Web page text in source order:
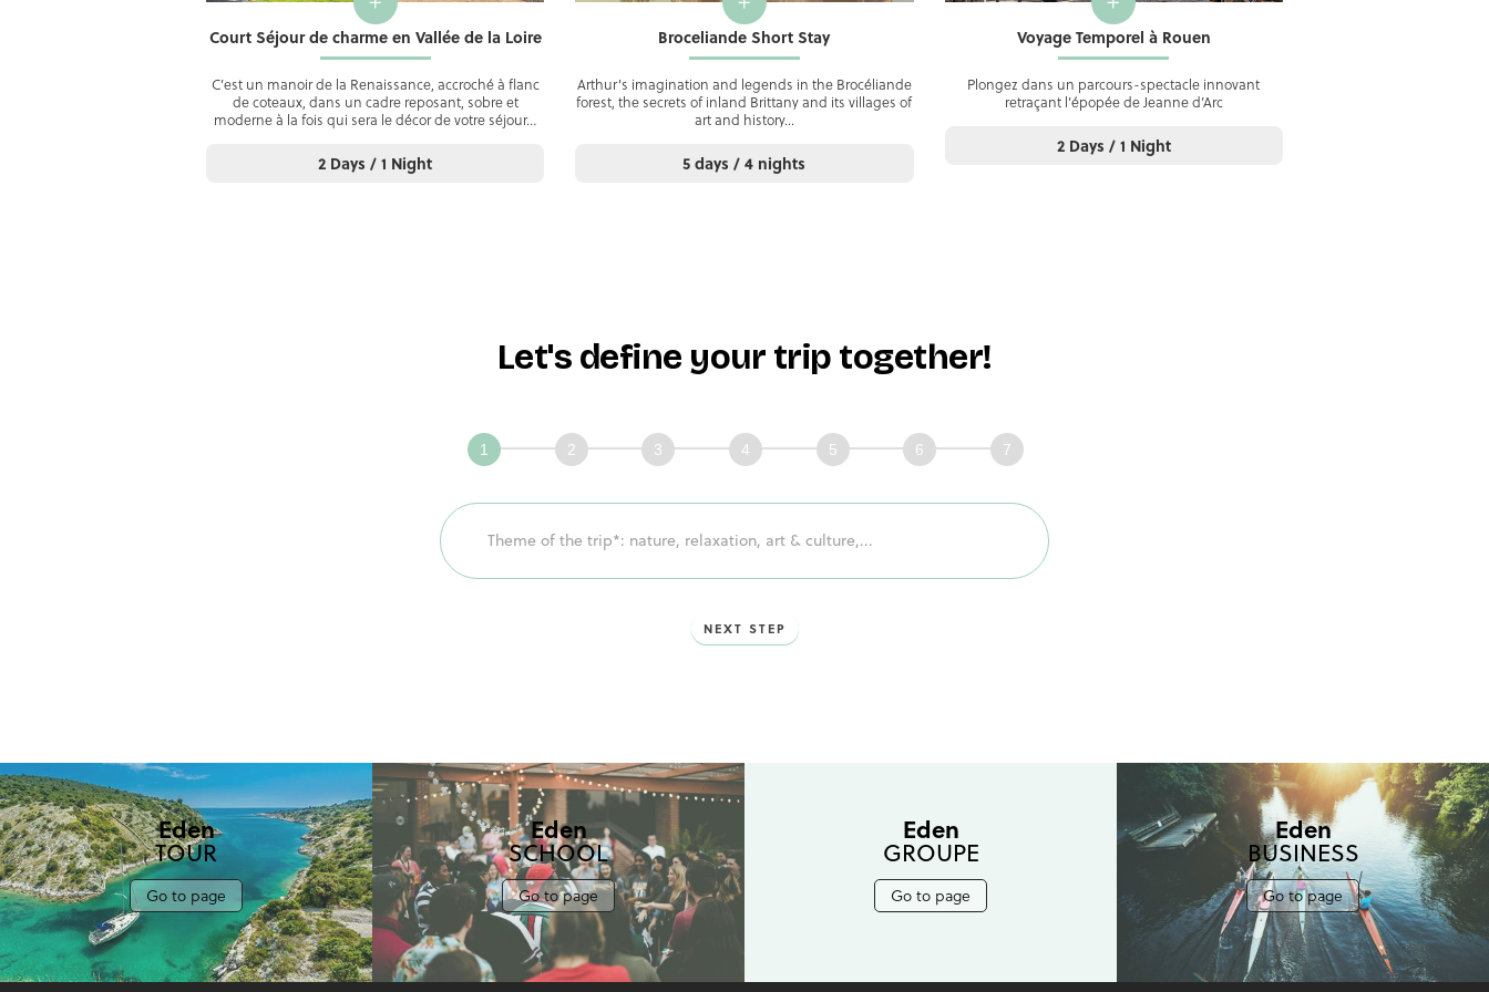
Court Séjour de charme en Vallée de la Loire
C’est un manoir de la Renaissance, accroché à flanc
de coteaux, dans un cadre reposant, sobre et
moderne à la fois qui sera le décor de votre séjour…
2 Days / 1 Night
Broceliande Short Stay
Arthur's imagination and legends in the Brocéliande
forest, the secrets of inland Brittany and its villages of
art and history...
5 days / 4 nights
Voyage Temporel à Rouen
Plongez dans un parcours-spectacle innovant
retraçant l’épopée de Jeanne d’Arc
2 Days / 1 Night
Let's define your trip together!
Définissons
ensemble
votre
voyage!
NEXT STEP
Eden
TOUR
Go to page
Eden
SCHOOL
Go to page
Eden
GROUPE
Go to page
Eden
BUSINESS
Go to page